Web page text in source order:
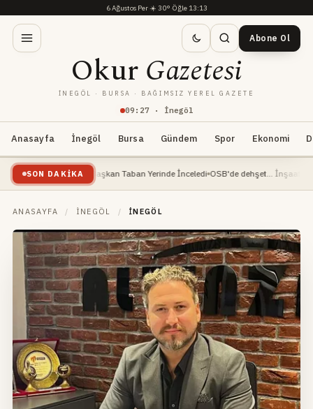
6 Ağustos Per·☀️ 30°·Öğle 13:13
09 : 27· İnegöl
OkurGazetesi
İNEGÖL · BURSA · BAĞIMSIZ YEREL GAZETE
Abone Ol
Anasayfa İnegöl Bursa Gündem Spor Ekonomi
SON DAKIKA
Ediyor: Başkan Taban Yerinde İnceledi OSB'de dehşet... İnşaat mühendisi
ANASAYFA / İNEGÖL / İNEGÖL